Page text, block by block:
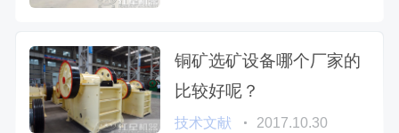
铜矿选矿设备哪个厂家的
比较好呢？
技术文献 2017.10.30